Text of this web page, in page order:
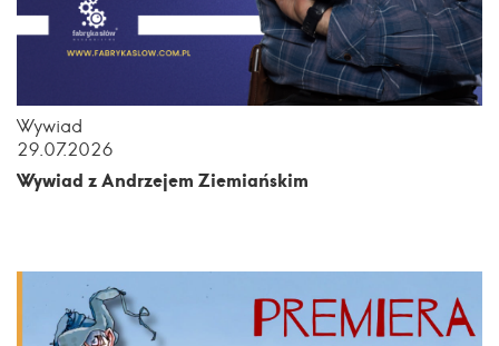
Wywiad
29.07.2026
Wywiad z Andrzejem Ziemiańskim